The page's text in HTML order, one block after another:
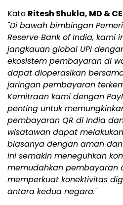
Kata Ritesh Shukla, MD &
"Di bawah bimbingan
Reserve Bank of India, kami
jangkauan global UPI
ekosistem pembayaran di
dapat dioperasikan
jaringan pembayaran
Kemitraan kami dengan
penting untuk
pembayaran QR di India
wisatawan dapat
biasanya dengan aman
ini semakin meneguhkan
memudahkan pembayaran
memperkuat konektivitas
antara kedua negara."